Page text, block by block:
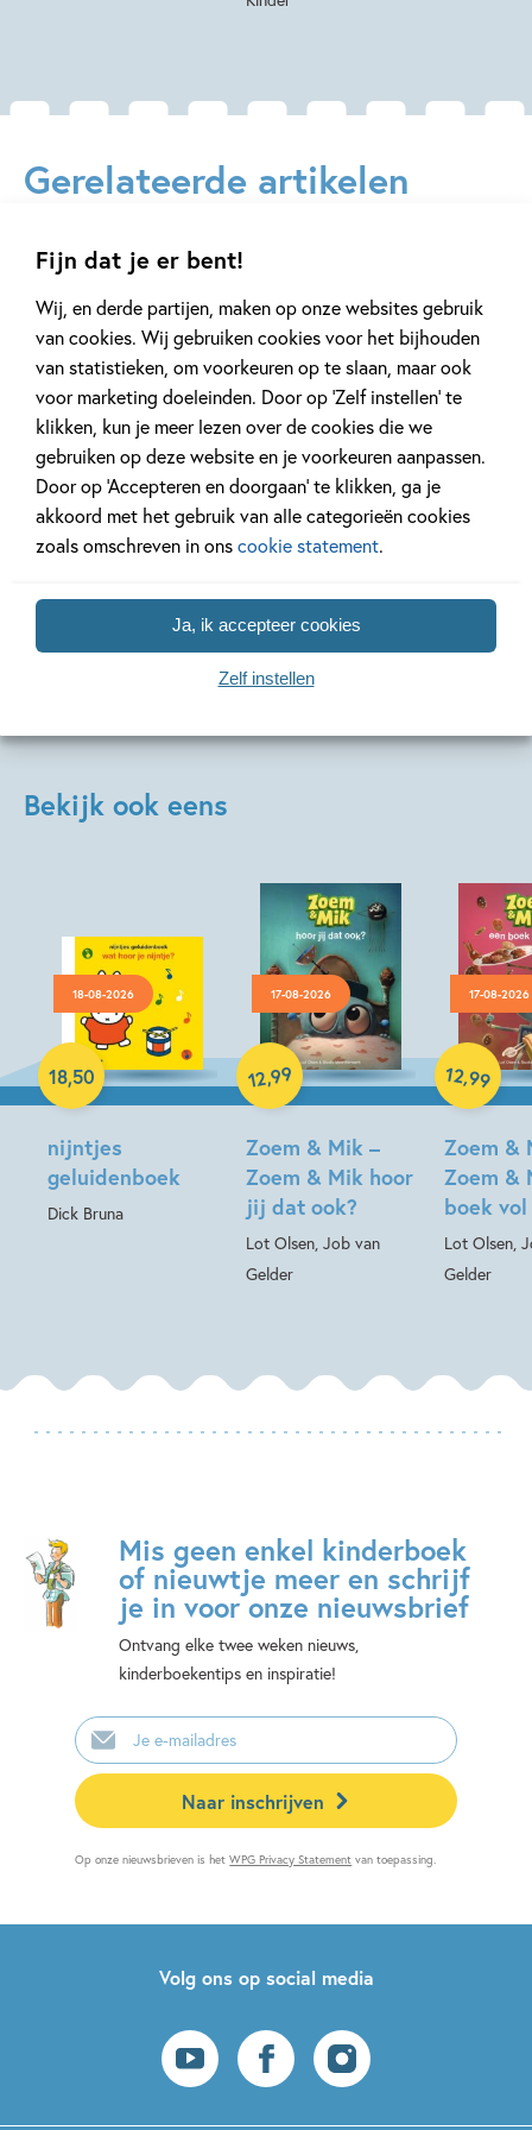
Fijn dat je er bent!
Wij, en derde partijen, maken op onze websites gebruik
van cookies. Wij gebruiken cookies voor het bijhouden
van statistieken, om voorkeuren op te slaan, maar ook
voor marketing doeleinden. Door op ‘Zelf instellen’ te
klikken, kun je meer lezen over de cookies die we
gebruiken op deze website en je voorkeuren aanpassen.
Door op ‘Accepteren en doorgaan’ te klikken, ga je
akkoord met het gebruik van alle categorieën cookies
zoals omschreven in onscookie statement.
Ja, ik accepteer cookies
Zelf instellen
Gerelateerde artikelen
Leren lezen voor kleuters
Achtergrond
Lees meer
Wat is AVI en
AVI-niveau
Lees meer
Bekijk ook eens
18-08-2026
nijntjes
geluidenboek
Dick Bruna
18,50
Hardcover
17-08-2026
Zoem & Mik –
Zoem & Mik hoor
jij dat ook?
Lot Olsen, Job van
Gelder
12,99
Hardcover
17-08-2026
Zoem &
Zoem &
boek
Lot Olsen,
Gelder
12,99
Hardcover
Mis geen enkel kinderboek
of nieuwtje meer en schrijf
je in voor onze nieuwsbrief
Ontvang elke twee weken nieuws,
kinderboekentips en inspiratie!
E-
mailadres
Naar inschrijven
Op onze nieuwsbrieven is hetWPG Privacy Statement van toepassing.
Volg ons op social media